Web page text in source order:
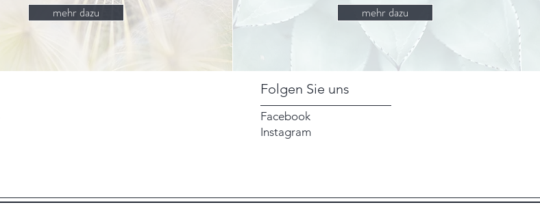
mehr dazu mehr dazu
Folgen Sie uns
Facebook
Instagram